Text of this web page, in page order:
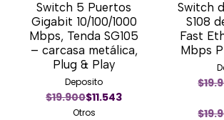
-40%
Switch 5 Puertos
Gigabit 10/100/1000
Mbps, Tenda SG105
– carcasa metálica,
Plug & Play
Deposito
$19.900$11.543
Otros
-50%
Switch
S108
Fast
Mbps